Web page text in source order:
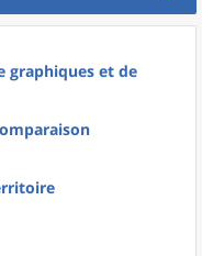
graphiques et de